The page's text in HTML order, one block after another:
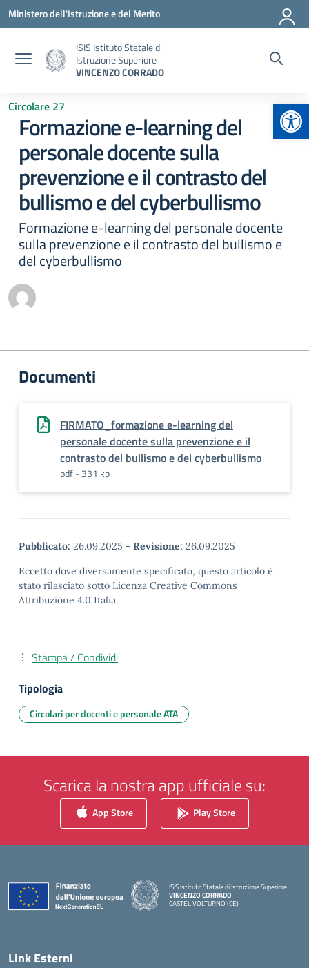
Vai ai contenuti
Vai al menu di navigazione
Vai al footer
Ministero dell'Istruzione e del Merito
ISIS Istituto Statale di
Istruzione Superiore
VINCENZO CORRADO
Circolare 27
Formazione e-learning del
personale docente sulla
prevenzione e il contrasto del
bullismo e del cyberbullismo
Formazione e-learning del personale docente
sulla prevenzione e il contrasto del bullismo e
del cyberbullismo
Documenti
FIRMATO_formazione e-learning del
personale docente sulla prevenzione e il
contrasto del bullismo e del cyberbullismo
pdf - 331 kb
Pubblicato: 26.09.2025 - Revisione: 26.09.2025
Eccetto dove diversamente specificato, questo articolo è
stato rilasciato sotto Licenza Creative Commons
Attribuzione 4.0 Italia.
Stampa / Condividi
Tipologia
Circolari per docenti e personale ATA
Scarica la nostra app ufficiale su:
App Store Play Store
ISIS Istituto Statale di Istruzione Superiore
VINCENZO CORRADO
CASTEL VOLTURNO (CE)
Link Esterni